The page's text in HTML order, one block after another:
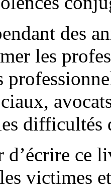
des
les
difficultés
d’écrire ce
victimes